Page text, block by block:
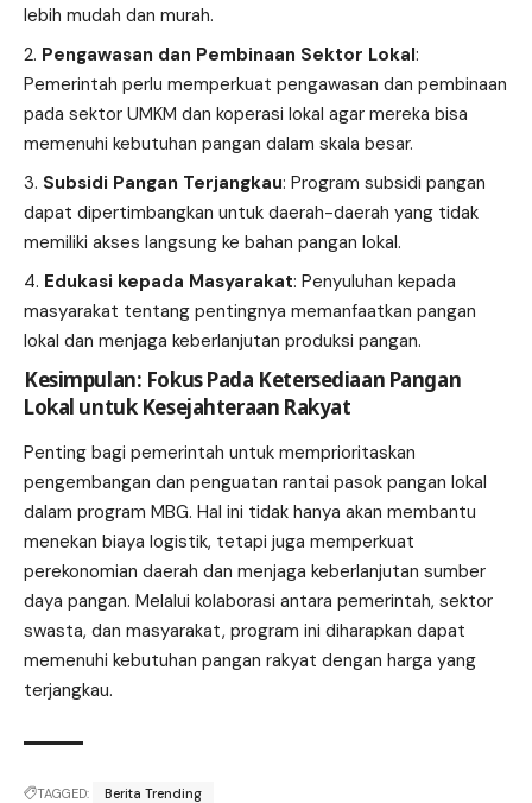
lebih mudah dan murah.
Pengawasan dan Pembinaan Sektor Lokal:
Pemerintah perlu memperkuat pengawasan dan pembinaan
pada sektor UMKM dan koperasi lokal agar mereka bisa
memenuhi kebutuhan pangan dalam skala besar.
Subsidi Pangan Terjangkau: Program subsidi pangan
dapat dipertimbangkan untuk daerah-daerah yang tidak
memiliki akses langsung ke bahan pangan lokal.
Edukasi kepada Masyarakat: Penyuluhan kepada
masyarakat tentang pentingnya memanfaatkan pangan
lokal dan menjaga keberlanjutan produksi pangan.
Kesimpulan: Fokus Pada Ketersediaan Pangan
Lokal untuk Kesejahteraan Rakyat
Penting bagi pemerintah untuk memprioritaskan
pengembangan dan penguatan rantai pasok pangan lokal
dalam program MBG. Hal ini tidak hanya akan membantu
menekan biaya logistik, tetapi juga memperkuat
perekonomian daerah dan menjaga keberlanjutan sumber
daya pangan. Melalui kolaborasi antara pemerintah, sektor
swasta, dan masyarakat, program ini diharapkan dapat
memenuhi kebutuhan pangan rakyat dengan harga yang
terjangkau.
TAGGED: Berita Trending